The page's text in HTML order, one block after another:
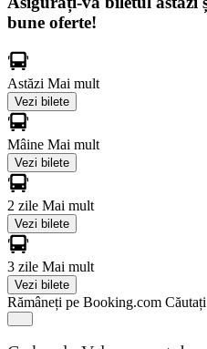
bune oferte!
Astăzi Mai mult
Vezi bilete
Mâine Mai mult
Vezi bilete
2 zile Mai mult
Vezi bilete
3 zile Mai mult
Vezi bilete
Rămâneți pe Booking.com